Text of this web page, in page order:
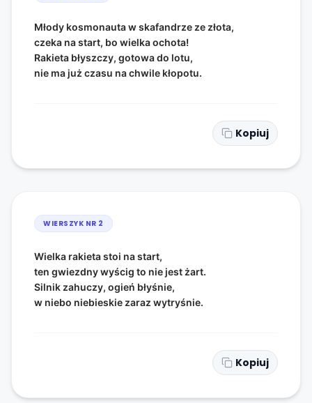
Młody kosmonauta w skafandrze ze złota,
czeka na start, bo wielka ochota!
Rakieta błyszczy, gotowa do lotu,
nie ma już czasu na chwile kłopotu.
Kopiuj
WIERSZYK NR 2
Wielka rakieta stoi na start,
ten gwiezdny wyścig to nie jest żart.
Silnik zahuczy, ogień błyśnie,
w niebo niebieskie zaraz wytryśnie.
Kopiuj